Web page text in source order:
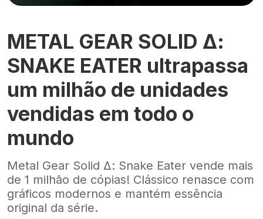
METAL GEAR SOLID Δ:
SNAKE EATER ultrapassa
um milhão de unidades
vendidas em todo o
mundo
Metal Gear Solid Δ: Snake Eater vende mais
de 1 milhão de cópias! Clássico renasce com
gráficos modernos e mantém essência
original da série.